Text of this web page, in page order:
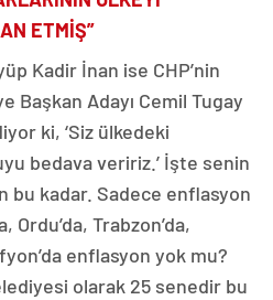
ETMİŞ”
Kadir İnan ise CHP’nin
Başkan Adayı Cemil Tugay
ki, ‘Siz ülkedeki
bedava veririz.’ İşte senin
bu kadar. Sadece enflasyon
Ordu’da, Trabzon’da,
enflasyon yok mu?
olarak 25 senedir bu